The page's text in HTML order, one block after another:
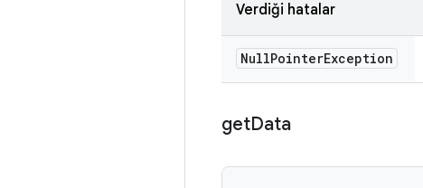
Verdiği hatalar
NullPointerException
getData